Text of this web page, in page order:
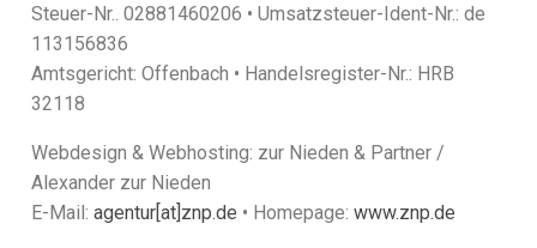
Steuer-Nr.. 02881460206 • Umsatzsteuer-Ident-Nr.: de
113156836
Amtsgericht: Offenbach • Handelsregister-Nr.: HRB
32118
Webdesign & Webhosting: zur Nieden & Partner /
Alexander zur Nieden
E-Mail: agentur[at]znp.de • Homepage: www.znp.de